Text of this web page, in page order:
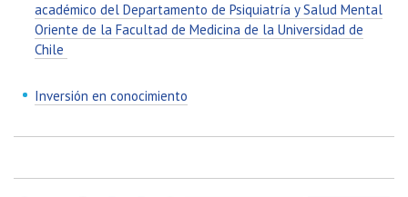
académico del Departamento de Psiquiatría y Salud Mental
Oriente de la Facultad de Medicina de la Universidad de
Chile
Inversión en conocimiento